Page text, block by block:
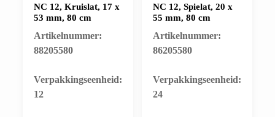
NC 12, Kruislat, 17 x
53 mm, 80 cm
Artikelnummer:
88205580
​Verpakkingseenheid:
12
NC 12, Spielat, 20 x
55 mm, 80 cm
Artikelnummer:
86205580
​Verpakkingseenheid:
24